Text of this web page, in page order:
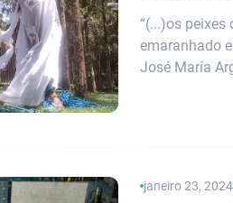
“(...)os
emaranhado
José María
janeiro 23, 2024